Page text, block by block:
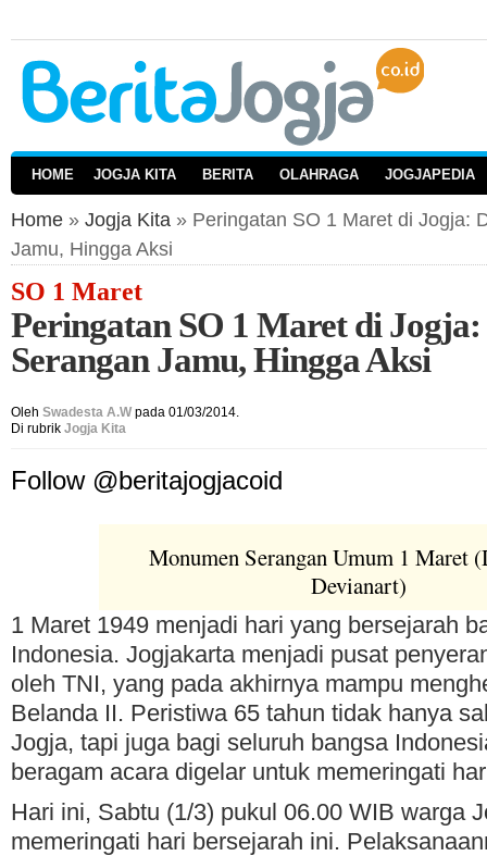
HOME JOGJA KITA BERITA OLAHRAGA JOGJAPEDIA
Home » Jogja Kita » Peringatan SO 1 Maret di Jogja:
Jamu, Hingga Aksi
SO 1 Maret
Peringatan SO 1 Maret di
Serangan Jamu, Hingga Aksi
Oleh Swadesta A.W pada 01/03/2014.
Di rubrik Jogja Kita
Follow @beritajogjacoid
Monumen Serangan Umum 1 Maret
Devianart)
1 Maret 1949 menjadi hari yang bersejarah
Indonesia. Jogjakarta menjadi pusat
oleh TNI, yang pada akhirnya mampu
Belanda II. Peristiwa 65 tahun tidak hanya
Jogja, tapi juga bagi seluruh bangsa
beragam acara digelar untuk memeringati
Hari ini, Sabtu (1/3) pukul 06.00 WIB warga
memeringati hari bersejarah ini.